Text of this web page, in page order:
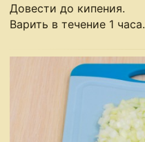
Довести до кипения.
Варить в течение 1 часа.